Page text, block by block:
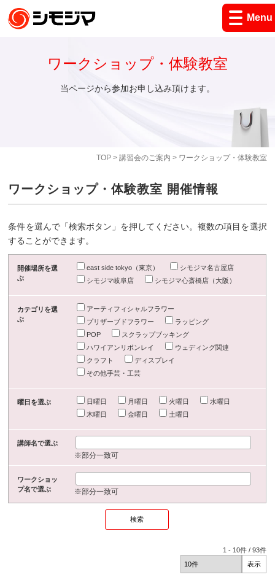
Menu
TOP> 講習会のご案内 > ワークショップ・体験教室
ワークショップ・体験教室
当ページから参加お申し込み頂けます。
ワークショップ・体験教室 開催情報
条件を選んで「検索ボタン」を押してください。複数の項目を選択
することができます。
開催場所を選
ぶ
east side tokyo（東京）
シモジマ名古屋店
シモジマ岐阜店
シモジマ心斎橋店（大阪）
カテゴリを選
ぶ
アーティフィシャルフラワー
プリザーブドフラワー
ラッピング
POP
スクラップブッキング
ハワイアンリボンレイ
ウェディング関連
クラフト
ディスプレイ
その他手芸・工芸
曜日を選ぶ 日曜日 月曜日 火曜日
水曜日
木曜日
金曜日 土曜日
講師名で選ぶ
※部分一致可
ワークショッ
プ名で選ぶ
※部分一致可
1 - 10件 /93件